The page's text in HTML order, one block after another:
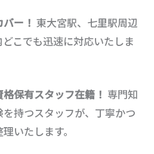
ー！ 東大宮駅、七里駅周辺
こでも迅速に対応いたしま
保有スタッフ在籍！ 専門知
持つスタッフが、丁寧かつ
いたします。